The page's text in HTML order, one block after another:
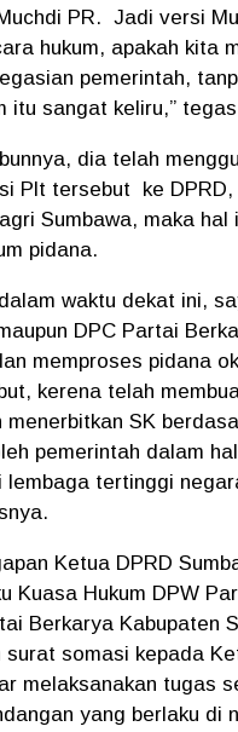
PR. Jadi versi
hukum, apakah kita
pemerintah,
itu sangat keliru,”
dia telah
Plt tersebut ke DPRD,
Sumbawa, maka hal
pidana.
waktu dekat ini,
DPC Partai
memproses pidana
kerena telah
menerbitkan SK
pemerintah dalam
lembaga tertinggi
Ketua DPRD
Kuasa Hukum DPW
Berkarya Kabupaten
surat somasi kepada
melaksanakan tugas
yang berlaku di